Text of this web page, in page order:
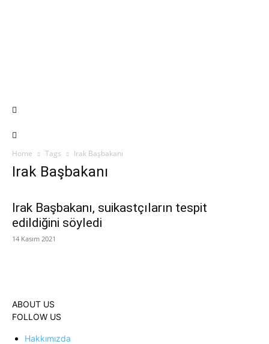
Home Tags Irak Başbakanı
Irak Başbakanı
Irak Başbakanı, suikastçıların tespit
edildiğini söyledi
14 Kasım 2021
ABOUT US
FOLLOW US
Hakkımızda